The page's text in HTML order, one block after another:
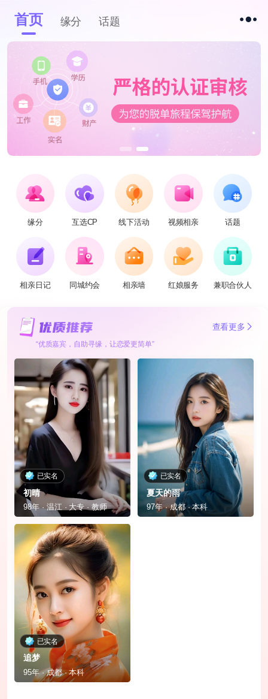
首页 缘分 话题
缘分 互选CP 线下活动 视频相亲 话题
相亲日记 同城约会 相亲墙 红娘服务 兼职合伙人
查看更多
“优质嘉宾，自助寻缘，让恋爱更简单”
已实名
初晴
98年 · 温江 · 大专 · 教师
已实名
夏天的雨
97年 · 成都 · 本科
已实名
追梦
95年 · 成都 · 本科